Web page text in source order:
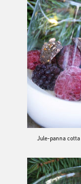
Jule-panna cotta